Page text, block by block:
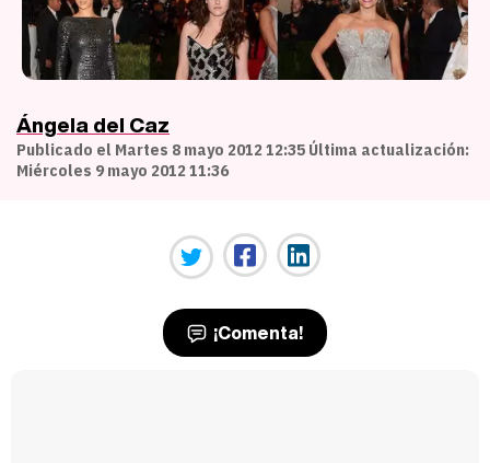
Ángela del Caz
Publicado el Martes 8 mayo 2012 12:35 Última actualización:
Miércoles 9 mayo 2012 11:36
¡Comenta!